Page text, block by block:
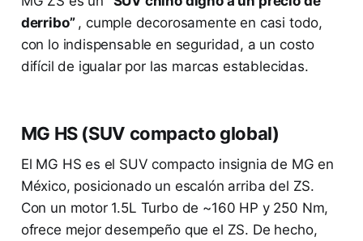
derribo” ​, cumple decorosamente en casi todo,
con lo indispensable en seguridad, a un costo
difícil de igualar por las marcas establecidas.
MG HS (SUV compacto global)
El MG HS es el SUV compacto insignia de MG en
México, posicionado un escalón arriba del ZS.
Con un motor 1.5L Turbo de ~160 HP y 250 Nm,
ofrece mejor desempeño que el ZS. De hecho,